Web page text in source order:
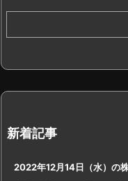
新着記事
2022年12月14日（水）の